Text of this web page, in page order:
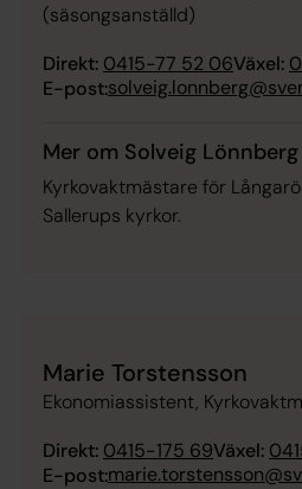
(säsongsanställd)
Direkt: 0415-77 52 06Växel:
E-post:
Mer om Solveig Lönnberg
Kyrkovaktmästare för
Sallerups kyrkor.
Marie Torstensson
Ekonomiassistent,
Direkt: 0415-175 69Växel:
E-post: